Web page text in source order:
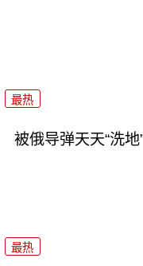
最热
被俄导弹天天“洗地
最热